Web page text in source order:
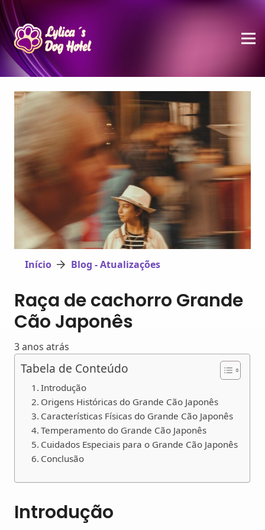
Início Blog - Atualizações
Raça de cachorro Grande
Cão Japonês
3 anos atrás
Tabela de Conteúdo
Introdução
Origens Históricas do Grande Cão Japonês
Características Físicas do Grande Cão Japonês
Temperamento do Grande Cão Japonês
Cuidados Especiais para o Grande Cão Japonês
Conclusão
Introdução